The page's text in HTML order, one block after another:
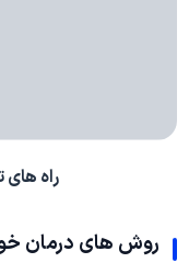
راه
روش های درمان